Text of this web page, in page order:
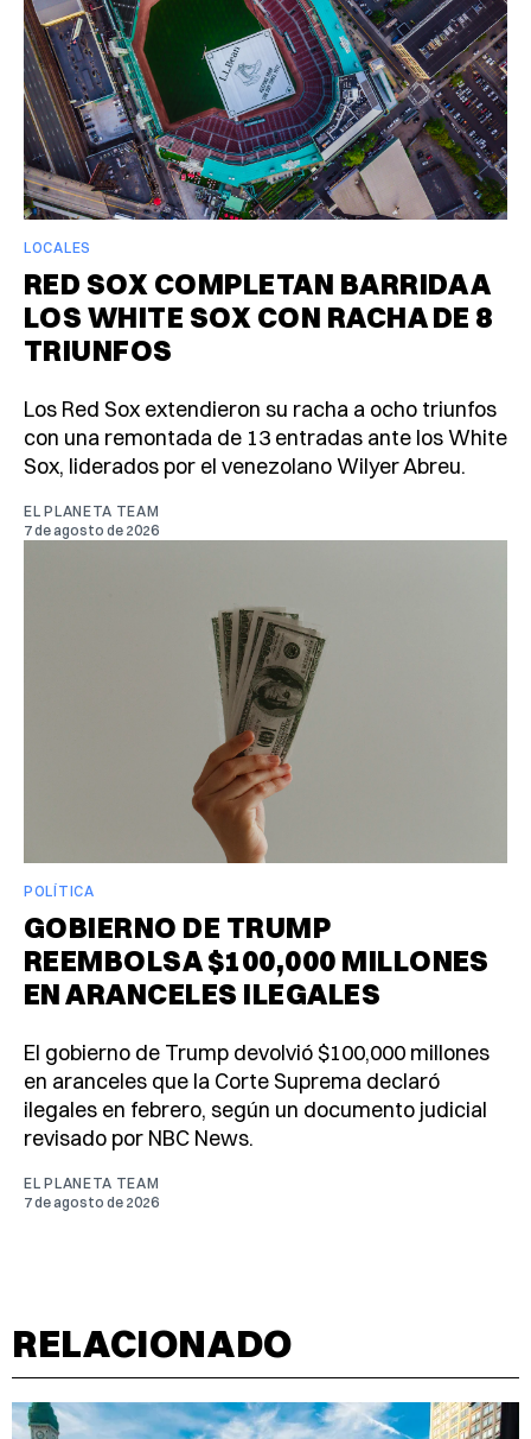
LOCALES
RED SOX COMPLETAN BARRIDA A
LOS WHITE SOX CON RACHA DE 8
TRIUNFOS
Los Red Sox extendieron su racha a ocho triunfos
con una remontada de 13 entradas ante los White
Sox, liderados por el venezolano Wilyer Abreu.
EL PLANETA TEAM
7 de agosto de 2026
POLÍTICA
GOBIERNO DE TRUMP
REEMBOLSA $100,000 MILLONES
EN ARANCELES ILEGALES
El gobierno de Trump devolvió $100,000 millones
en aranceles que la Corte Suprema declaró
ilegales en febrero, según un documento judicial
revisado por NBC News.
EL PLANETA TEAM
7 de agosto de 2026
RELACIONADO